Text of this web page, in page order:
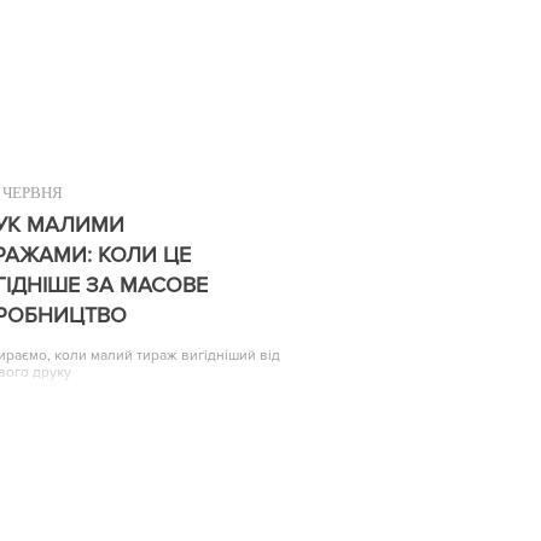
ЧЕРВНЯ
МАЛИМИ
КОЛИ ЦЕ
ЗА МАСОВЕ
коли малий тираж вигідніший від
друку